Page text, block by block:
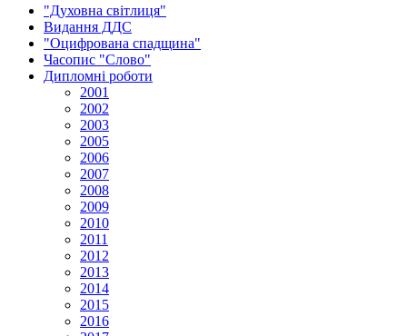
"Духовна світлиця"
Видання ДДС
"Оцифрована спадщина"
Часопис "Слово"
Дипломні роботи
2001
2002
2003
2005
2006
2007
2008
2009
2010
2011
2012
2013
2014
2015
2016